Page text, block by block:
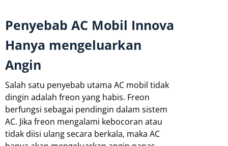
Penyebab AC Mobil Innova
Hanya mengeluarkan
Angin
Salah satu penyebab utama AC mobil tidak
dingin adalah freon yang habis. Freon
berfungsi sebagai pendingin dalam sistem
AC. Jika freon mengalami kebocoran atau
tidak diisi ulang secara berkala, maka AC